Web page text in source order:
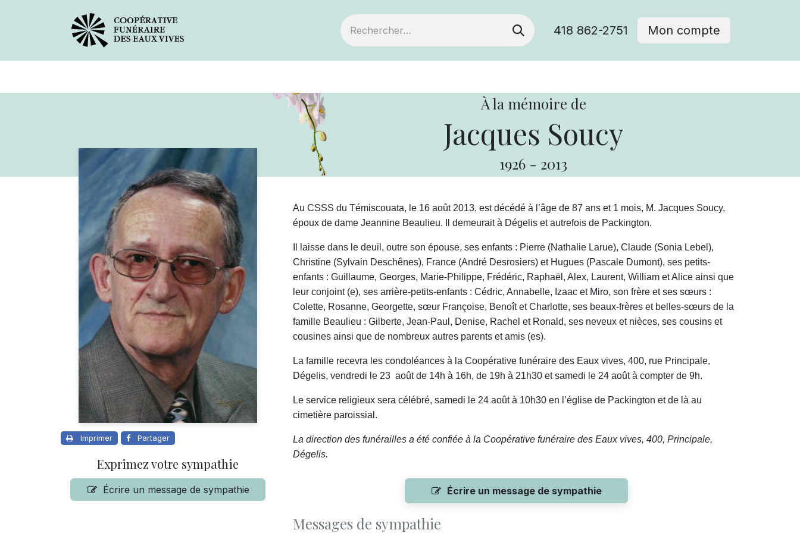
418 862-2751 Mon compte
À la mémoire de
Jacques Soucy
1926 - 2013
Imprimer Partager
Exprimez votre sympathie
Écrire un message de sympathie
Au CSSS du Témiscouata, le 16 août 2013, est décédé à l’âge de 87 ans et 1 mois, M. Jacques Soucy,
époux de dame Jeannine Beaulieu. Il demeurait à Dégelis et autrefois de Packington.
Il laisse dans le deuil, outre son épouse, ses enfants : Pierre (Nathalie Larue), Claude (Sonia Lebel),
Christine (Sylvain Deschênes), France (André Desrosiers) et Hugues (Pascale Dumont), ses petits-
enfants : Guillaume, Georges, Marie-Philippe, Frédéric, Raphaël, Alex, Laurent, William et Alice ainsi que
leur conjoint (e), ses arrière-petits-enfants : Cédric, Annabelle, Izaac et Miro, son frère et ses sœurs :
Colette, Rosanne, Georgette, sœur Françoise, Benoît et Charlotte, ses beaux-frères et belles-sœurs de la
famille Beaulieu : Gilberte, Jean-Paul, Denise, Rachel et Ronald, ses neveux et nièces, ses cousins et
cousines ainsi que de nombreux autres parents et amis (es).
La famille recevra les condoléances à la Coopérative funéraire des Eaux vives, 400, rue Principale,
Dégelis, vendredi le 23 août de 14h à 16h, de 19h à 21h30 et samedi le 24 août à compter de 9h.
Le service religieux sera célébré, samedi le 24 août à 10h30 en l’église de Packington et de là au
cimetière paroissial.
La direction des funérailles a été confiée à la Coopérative funéraire des Eaux vives, 400, Principale,
Dégelis.
Écrire un message de sympathie
Messages de sympathie